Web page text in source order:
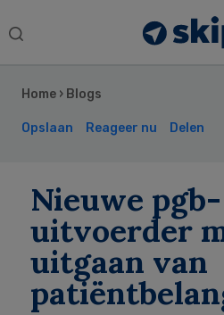
Search
Home › Blogs
Opslaan Reageer nu Delen
Nieuwe pgb-
uitvoerder
uitgaan van
Sidebar